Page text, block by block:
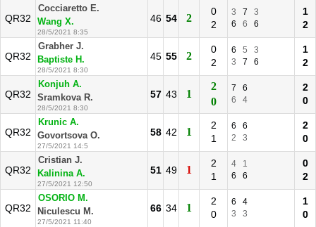
QR32
Cocciaretto E.
Wang X.
28/5/2021 8:35
46 54 2
0
2
3 7
3
6
6 6
1
2
QR32
Grabher J.
Baptiste H.
28/5/2021 8:30
45 55 2
0
2
6 5
3
3
7 6
1
2
QR32
Konjuh A.
Sramkova R.
28/5/2021 8:30
57 43 1
2
0
7
6
6
4
2
0
QR32
Krunic A.
Govortsova O.
27/5/2021 14:5
58 42 1
2
1
6
6
2
3
2
0
QR32
Cristian J.
Kalinina A.
27/5/2021 12:50
51 49 1
2
1
4
1
6
6
0
2
QR32
OSORIO M.
Niculescu M.
27/5/2021 11:40
66 34 1
2
0
6
4
3
3
1
0